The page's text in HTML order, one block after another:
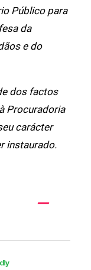
Público para
da
e do
dos factos
Procuradoria
carácter
instaurado.